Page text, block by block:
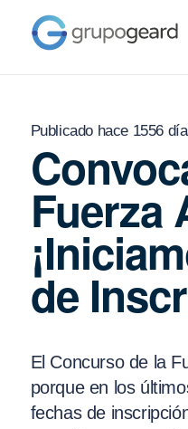
Publicado hace 1556
Fuerza
de
El Concurso de la
porque en los
fechas de